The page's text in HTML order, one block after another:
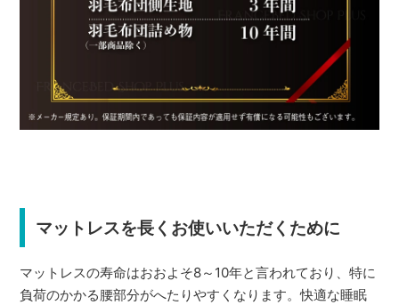
マットレスを長くお使いいただくために
マットレスの寿命はおおよそ8～10年と言われており、特に
負荷のかかる腰部分がへたりやすくなります。快適な睡眠